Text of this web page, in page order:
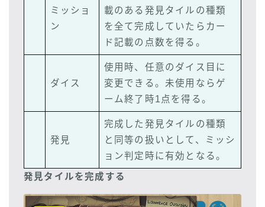
ミッショ
ン
載のある発見タイルの種類
を全て完成していたらカー
ド記載の点数を得る。
ダイス
使用時、任意のダイス目に
変更できる。未使用ならゲ
ーム終了時1点を得る。
発見
完成した発見タイルの種類
と同等の扱いとして、ミッシ
ョン判定時に有効となる。
発見タイルを完成する